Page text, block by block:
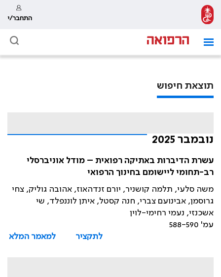
התחבר/י
תוצאת חיפוש
נובמבר 2025
עשרת הדיברות באתיקה רפואית – מודל אוניברסלי
רב-תחומי ליישומם בחינוך הרפואי
משה סלעי, תלמה קושניר, יורם זנדהאוז, אהובה גוליק, צחי
גרוסמן, אבינועם צברי, חנה קסטל, איתן לוננפלד, שי
אשכנזי, נעמי רחימי-לוין
עמ' 588-590
לתקציר
למאמר המלא